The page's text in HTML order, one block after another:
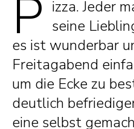
P izza. Jeder
seine
es ist wunderbar
Freitagabend
um die Ecke zu
deutlich
eine selbst